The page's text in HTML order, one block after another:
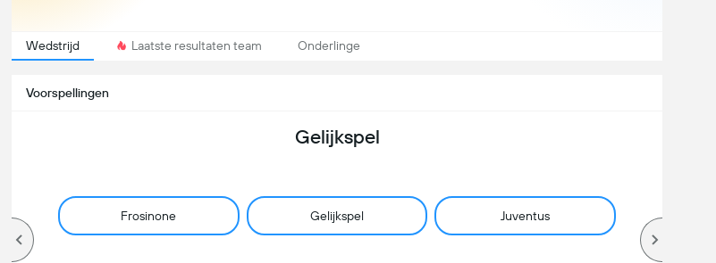
Wedstrijd Laatste resultaten team Onderlinge
Voorspellingen
Gelijkspel
Frosinone Gelijkspel Juventus